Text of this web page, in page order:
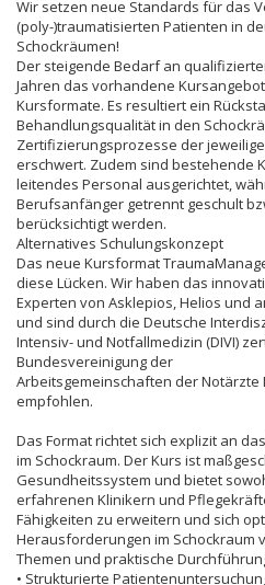
Wir setzen neue Standards für das
(poly-)traumatisierten Patienten in
Schockräumen!
Der steigende Bedarf an
Jahren das vorhandene
Kursformate. Es resultiert ein
Behandlungsqualität in den
Zertifizierungsprozesse der
erschwert. Zudem sind bestehende
leitendes Personal ausgerichtet,
Berufsanfänger getrennt geschult
berücksichtigt werden.
Alternatives Schulungskonzept
Das neue Kursformat
diese Lücken. Wir haben das
Experten von Asklepios, Helios und
und sind durch die Deutsche
Intensiv- und Notfallmedizin (DIVI)
Bundesvereinigung der
Arbeitsgemeinschaften der Notärzte
empfohlen.
Das Format richtet sich explizit an
im Schockraum. Der Kurs ist
Gesundheitssystem und bietet
erfahrenen Klinikern und
Fähigkeiten zu erweitern und sich
Herausforderungen im Schockraum
Themen und praktische
• Strukturierte